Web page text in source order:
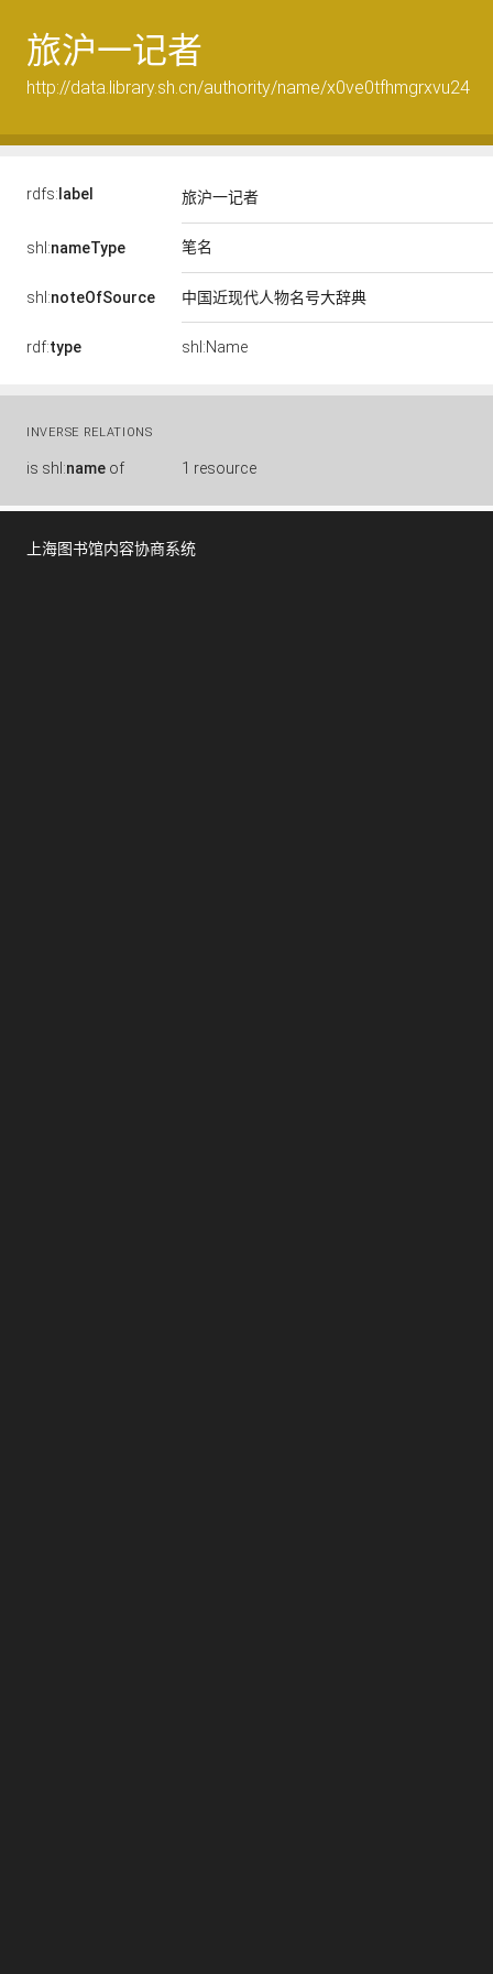
旅沪一记者
http://data.library.sh.cn/authority/name/x0ve0tfhmgrxvu24
rdfs: label 旅沪一记者
shl:nameType 笔名
shl:noteOfSource 中国近现代人物名号大辞典
rdf:type shl:Name
INVERSE RELATIONS
is shl:name of 1 resource
上海图书馆内容协商系统